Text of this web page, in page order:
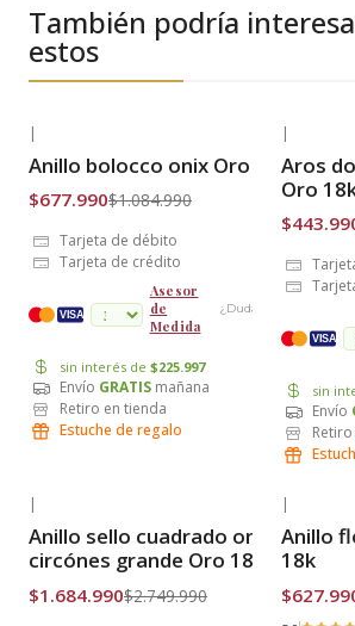
También podría
estos
Envío Gratis
|
Anillo bolocco onix Oro 18k
$677.990$1.084.990
Tarjeta de débito
Tarjeta de crédito
VISA
Asesor
de
Medida
¿Dudas?
sin interés de $225.997
Envío GRATIS mañana
Retiro en tienda
Estuche de regalo
Envío
|
Aros
Oro
VISA
sin
Envío
Envío Gratis
|
Anillo sello cuadrado onix con
circónes grande Oro 18k
$1.684.990$2.749.990
Envío
|
Anillo
18k